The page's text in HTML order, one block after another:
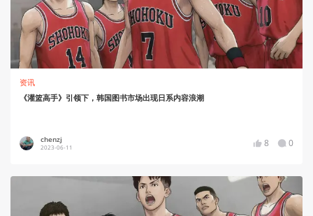
资讯
《灌篮高手》引领下，韩国图书市场出现日系内容浪潮
chenzj
2023-06-11 8 0